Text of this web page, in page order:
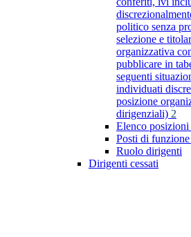
politico senza
selezione e
organizzativa
pubblicare in
seguenti
individuati
posizione
dirigenziali) 2
Elenco
Posti di
Ruolo dirigenti
Dirigenti cessati